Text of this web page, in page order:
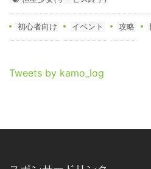
初心者向け イベント 攻略
Tweets by kamo_log